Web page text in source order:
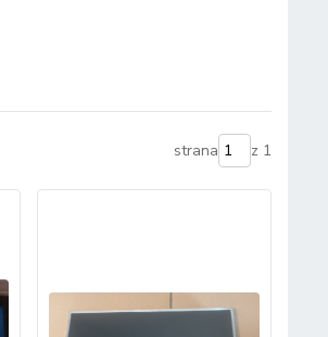
strana z 1